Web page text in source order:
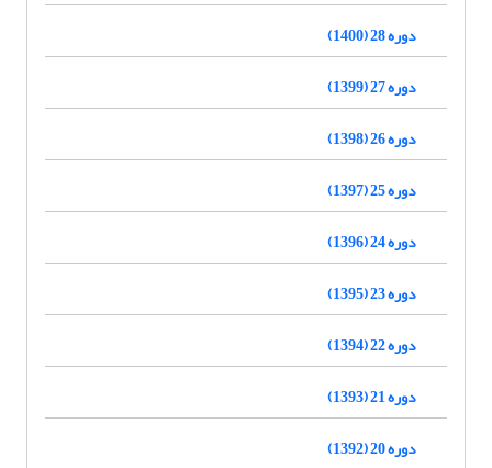
دوره 28 (1400)
دوره 27 (1399)
دوره 26 (1398)
دوره 25 (1397)
دوره 24 (1396)
دوره 23 (1395)
دوره 22 (1394)
دوره 21 (1393)
دوره 20 (1392)